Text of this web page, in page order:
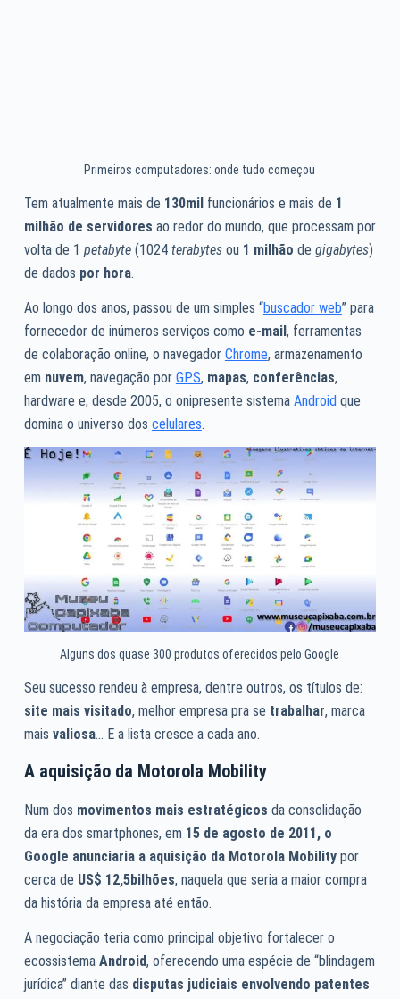
Primeiros computadores: onde tudo começou
Tem atualmente mais de 130milfuncionários e mais de 1
milhão de servidores ao redor do mundo, que processam por
volta de 1 petabyte (1024 terabytes ou 1 milhão de gigabytes)
de dados por hora.
Ao longo dos anos, passou de um simples “buscador web” para
fornecedor de inúmeros serviços como e-mail, ferramentas
de colaboração online, o navegador Chrome, armazenamento
em nuvem, navegação por GPS, mapas, conferências,
hardware e, desde 2005, o onipresente sistema Androidque
domina o universo dos celulares.
Alguns dos quase 300 produtos oferecidos pelo Google
Seu sucesso rendeu à empresa, dentre outros, os títulos de:
site mais visitado, melhor empresa pra se trabalhar, marca
mais valiosa… E a lista cresce a cada ano.
A aquisição da Motorola Mobility
Num dos movimentos mais estratégicos da consolidação
da era dos smartphones, em 15 de agosto de 2011, o
Google anunciaria a aquisição da Motorola Mobilitypor
cerca de US$ 12,5bilhões, naquela que seria a maior compra
da história da empresa até então.
A negociação teria como principal objetivo fortalecer o
ecossistema Android, oferecendo uma espécie de “blindagem
jurídica” diante das disputas judiciais envolvendo patentes